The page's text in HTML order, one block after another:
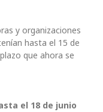
y organizaciones
hasta el 15 de
que ahora se
el 18 de junio